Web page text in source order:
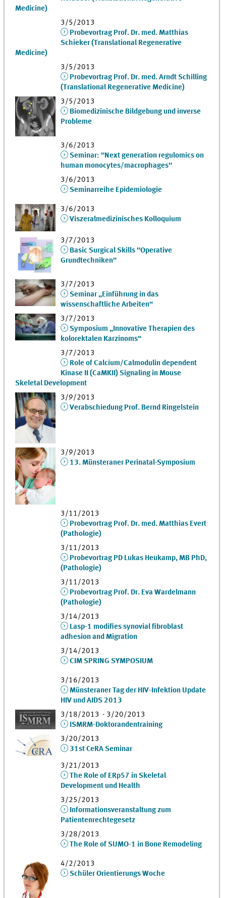
Medicine)
3/5/2013
Probevortrag Prof. Dr. med. Matthias
Schieker (Translational Regenerative
Medicine)
3/5/2013
Probevortrag Prof. Dr. med. Arndt Schilling
(Translational Regenerative Medicine)
3/5/2013
Biomedizinische Bildgebung und inverse
Probleme
3/6/2013
Seminar: "Next generation regulomics on
human monocytes/macrophages"
3/6/2013
Seminarreihe Epidemiologie
3/6/2013
Viszeralmedizinisches Kolloquium
3/7/2013
Basic Surgical Skills "Operative
Grundtechniken"
3/7/2013
Seminar „Einführung in das
wissenschaftliche Arbeiten“
3/7/2013
Symposium „Innovative Therapien des
kolorektalen Karzinoms“
3/7/2013
Role of Calcium/Calmodulin dependent
Kinase II (CaMKII) Signaling in Mouse
Skeletal Development
3/9/2013
Verabschiedung Prof. Bernd Ringelstein
3/9/2013
13. Münsteraner Perinatal-Symposium
3/11/2013
Probevortrag Prof. Dr. med. Matthias Evert
(Pathologie)
3/11/2013
Probevortrag PD Lukas Heukamp, MB PhD,
(Pathologie)
3/11/2013
Probevortrag Prof. Dr. Eva Wardelmann
(Pathologie)
3/14/2013
Lasp-1 modifies synovial fibroblast
adhesion and Migration
3/14/2013
CIM SPRING SYMPOSIUM
3/16/2013
Münsteraner Tag der HIV-Infektion Update
HIV und AIDS 2013
3/18/2013 - 3/20/2013
ISMRM-Doktorandentraining
3/20/2013
31st CeRA Seminar
3/21/2013
The Role of ERp57 in Skeletal
Development und Health
3/25/2013
Informationsveranstaltung zum
Patientenrechtegesetz
3/28/2013
The Role of SUMO-1 in Bone Remodeling
4/2/2013
Schüler Orientierungs Woche